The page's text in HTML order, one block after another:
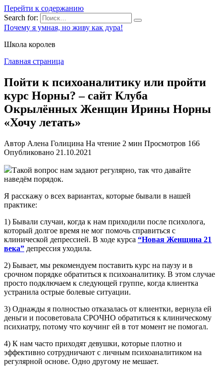
Перейти к содержанию
Search for:
Почему я умная, но живу как дура!
Школа королев
Главная страница
Пойти к психоаналитику или пройти
курс Норны? – сайт Клуба
Окрылённых Женщин Ирины Норны
«Хочу летать»
Автор Алена Голицина На чтение 2 мин Просмотров 166
Опубликовано 21.10.2021
Такой вопрос нам задают регулярно, так что давайте
наведём порядок.
Я расскажу о всех вариантах, которые бывали в нашей
практике:
1) Бывали случаи, когда к нам приходили после психолога,
который долгое время не мог помочь справиться с
клинической депрессией. В ходе курса “Новая Женщина 21
века” депрессия уходила.
2) Бывает, мы рекомендуем поставить курс на паузу и в
срочном порядке обратиться к психоаналитику. В этом случае
просто подключаем к следующей группе, когда клиентка
устранила острые болевые ситуации.
3) Однажды я полностью отказалась от клиентки, вернула ей
деньги и посоветовала СРОЧНО обратиться к клиническому
психиатру, потому что коучинг ей в тот момент не помогал.
4) К нам часто приходят девушки, которые плотно и
эффективно сотрудничают с личным психоаналитиком на
регулярной основе. Одно другому не мешает.